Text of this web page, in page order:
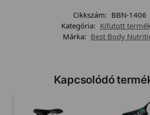
Cikkszám: BBN-1406
Kategória: Kifutott
Márka: Best Body
Kapcsolódó